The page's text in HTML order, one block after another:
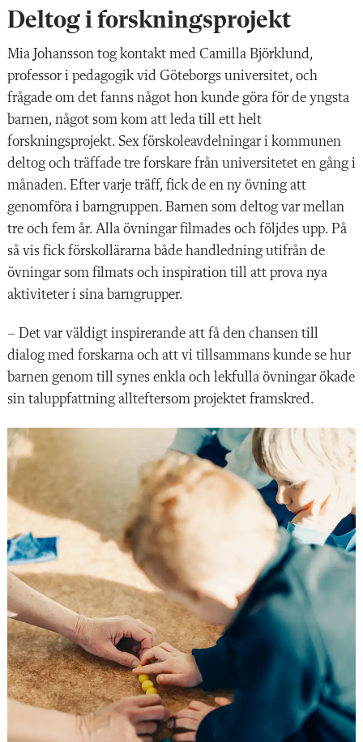
Deltog i forskningsprojekt
Mia Johansson tog kontakt med Camilla Björklund,
professor i pedagogik vid Göteborgs universitet, och
frågade om det fanns något hon kunde göra för de yngsta
barnen, något som kom att leda till ett helt
forskningsprojekt. Sex förskoleavdelningar i kommunen
deltog och träffade tre forskare från universitetet en gång i
månaden. Efter varje träff, fick de en ny övning att
genomföra i barngruppen. Barnen som deltog var mellan
tre och fem år. Alla övningar filmades och följdes upp. På
så vis fick förskollärarna både handledning utifrån de
övningar som filmats och inspiration till att prova nya
aktiviteter i sina barngrupper.
– Det var väldigt inspirerande att få den chansen till
dialog med forskarna och att vi tillsammans kunde se hur
barnen genom till synes enkla och lekfulla övningar ökade
sin taluppfattning allteftersom projektet framskred.